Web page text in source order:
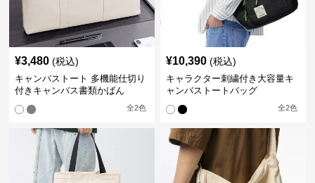
¥3,480 (税込)
キャンバストート 多機能仕切り
付きキャンバス書類かばん
全2色
¥10,390 (税込)
キャラクター刺繍付き大容量キ
ャンバストートバッグ
全2色